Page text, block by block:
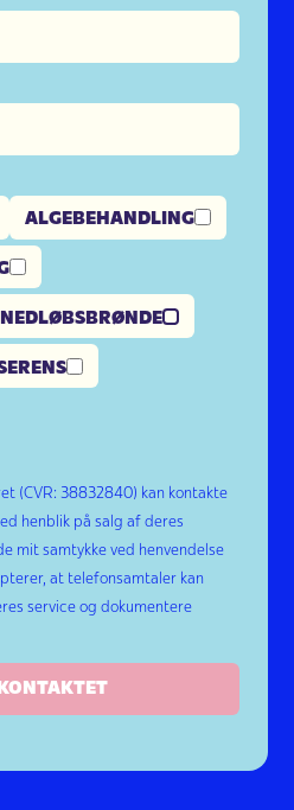
ALGEBEHANDLING
(CVR: 38832840) kan kontakte
henblik på salg af deres
mit samtykke ved henvendelse
at telefonsamtaler kan
service og dokumentere